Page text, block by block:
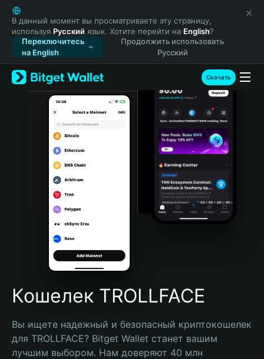
English
日本語
Tiếng Việt
Русский
Español (Latinoamérica)
Türkçe
Italiano
Português (Portugal)
Bahasa Indonesia
Português (Brasil)
Español (Argentina)
В данный момент вы просматриваете эту страницу,
используя Русский язык. Хотите перейти на English?
Переключитесь
на English
Продолжить использовать
Русский
Скачать
Кошелек TROLLFACE
Вы ищете надежный и безопасный криптокошелек
для TROLLFACE? Bitget Wallet станет вашим
лучшим выбором. Нам доверяют 40 млн